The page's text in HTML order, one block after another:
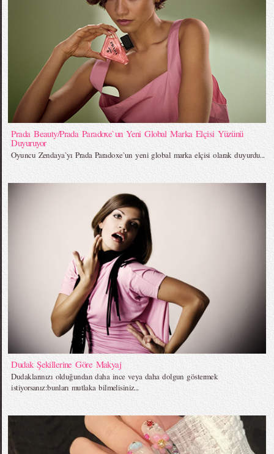
Prada Beauty/Prada Paradoxe`un Yeni Global Marka Elçisi Yüzünü
Duyuruyor
Oyuncu Zendaya`yı Prada Paradoxe`un yeni global marka elçisi olarak duyurdu...
Dudak Şekillerine Göre Makyaj
Dudaklarınızı olduğundan daha ince veya daha dolgun göstermek
istiyorsanız:bunları mutlaka bilmelisiniz...